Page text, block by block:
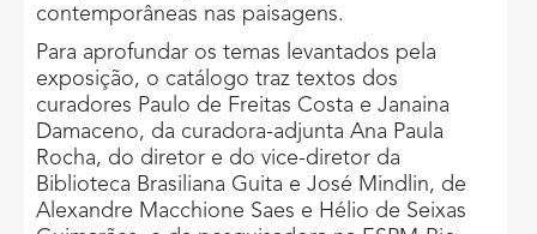
contemporâneas nas paisagens.
Para aprofundar os temas levantados pela
exposição, o catálogo traz textos dos
curadores Paulo de Freitas Costa e Janaina
Damaceno, da curadora-adjunta Ana Paula
Rocha, do diretor e do vice-diretor da
Biblioteca Brasiliana Guita e José Mindlin, de
Alexandre Macchione Saes e Hélio de Seixas